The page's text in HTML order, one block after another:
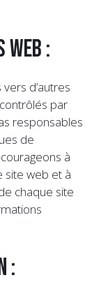
web :
d’autres
par
responsables
de
à
site web et à
chaque site
: